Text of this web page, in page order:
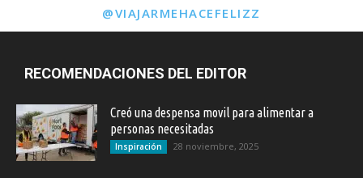
@VIAJARMEHACEFELIZZ
RECOMENDACIONES DEL EDITOR
Creó una despensa movil para alimentar a
personas necesitadas
Inspiración 28 noviembre, 2025